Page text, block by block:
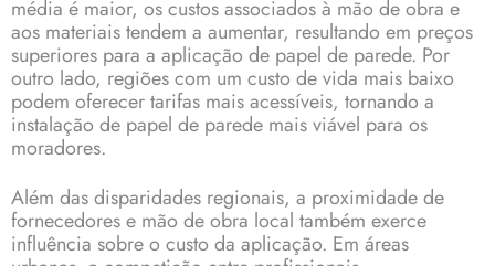
média é maior, os custos associados à mão de obra e
aos materiais tendem a aumentar, resultando em preços
superiores para a aplicação de papel de parede. Por
outro lado, regiões com um custo de vida mais baixo
podem oferecer tarifas mais acessíveis, tornando a
instalação de papel de parede mais viável para os
moradores.
Além das disparidades regionais, a proximidade de
fornecedores e mão de obra local também exerce
influência sobre o custo da aplicação. Em áreas